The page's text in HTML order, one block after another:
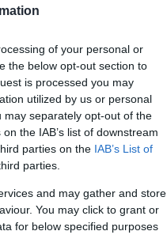
of your personal or
the below opt-out section to
is processed you may
utilized by us or personal
may separately opt-out of the
the IAB’s list of downstream
parties on the IAB’s List of
parties.
and may gather and store
You may click to grant or
for below specified purposes